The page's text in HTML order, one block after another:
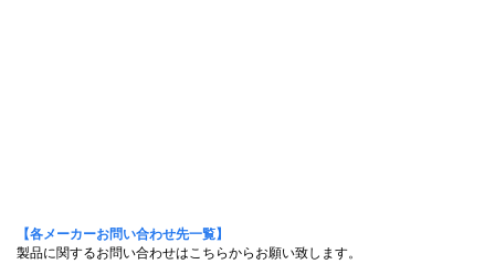
【各メーカーお問い合わせ先一覧】
製品に関するお問い合わせはこちらからお願い致します。